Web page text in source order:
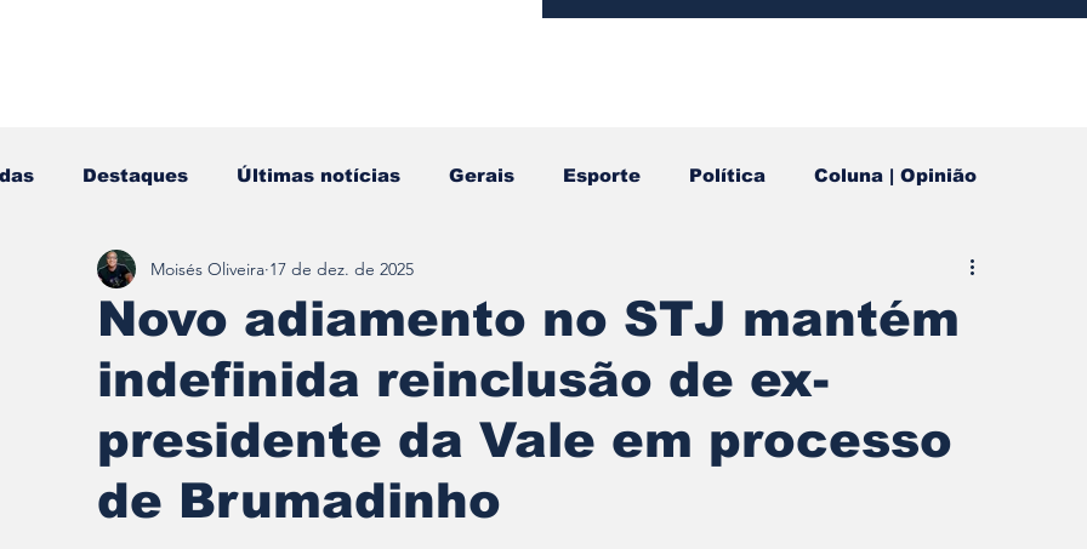
Destaques Últimas notícias Gerais Esporte Política Coluna | Opinião
Redescobrindo Brumadinho
Novo adiamento no STJ mantém
indefinida reinclusão de ex-
presidente da Vale em processo
de Brumadinho
Moisés Oliveira 17 de dez. de 2025